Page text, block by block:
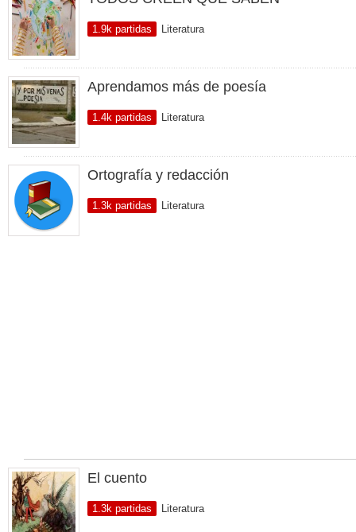
1.9k partidas Literatura
Aprendamos más de poesía
1.4k partidas Literatura
Ortografía y redacción
1.3k partidas Literatura
El cuento
1.3k partidas Literatura